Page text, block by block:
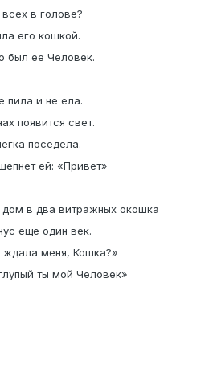
в голове?
его кошкой.
был ее Человек.
пила и не ела.
появится свет.
поседела.
ей: «Привет»
в два витражных окошка
еще один век.
ждала меня, Кошка?»
ты мой Человек»